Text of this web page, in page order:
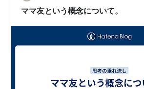
ママ友という概念について。